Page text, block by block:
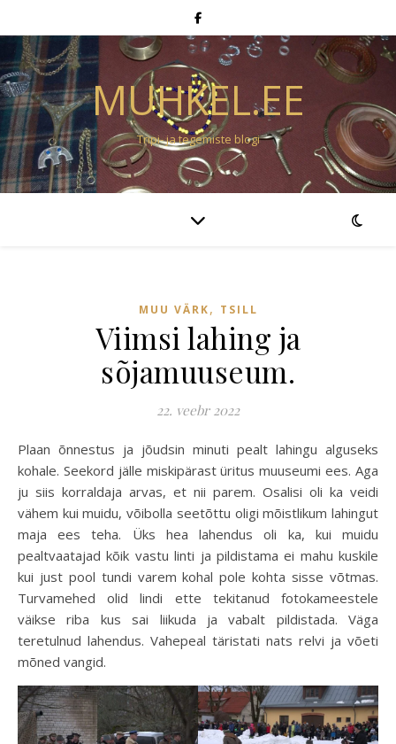
MUHKEL.EE
Tripi- ja tegemiste blogi
MUU VÄRK, TSILL
Viimsi lahing ja
sõjamuuseum.
22. veebr 2022
Plaan õnnestus ja jõudsin minuti pealt lahingu alguseks
kohale. Seekord jälle miskipärast üritus muuseumi ees. Aga
ju siis korraldaja arvas, et nii parem. Osalisi oli ka veidi
vähem kui muidu, võibolla seetõttu oligi mõistlikum lahingut
maja ees teha. Üks hea lahendus oli ka, kui muidu
pealtvaatajad kõik vastu linti ja pildistama ei mahu kuskile
kui just pool tundi varem kohal pole kohta sisse võtmas.
Turvamehed olid lindi ette tekitanud fotokameestele
väikse riba kus sai liikuda ja vabalt pildistada. Väga
teretulnud lahendus. Vahepeal täristati nats relvi ja võeti
mõned vangid.